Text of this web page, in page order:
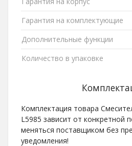
Гарантия на комплектующие
Дополнительные функции
Количество в упаковке
Комплектация товара
L5985 зависит от конкретной
меняться поставщиком без
уведомления!